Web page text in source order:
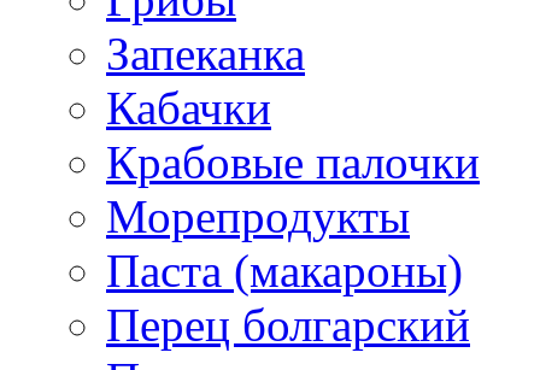
Запеканка
Кабачки
Крабовые палочки
Морепродукты
Паста (макароны)
Перец болгарский